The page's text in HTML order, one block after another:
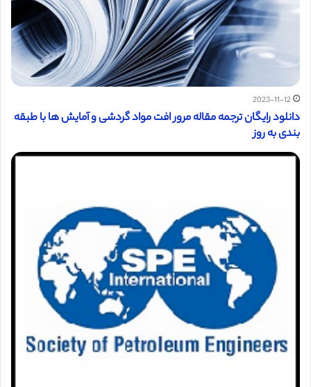
2023-11-12
دانلود رایگان ترجمه مقاله مرور افت مواد گردشی و آمایش ها با طبقه
بندی به روز